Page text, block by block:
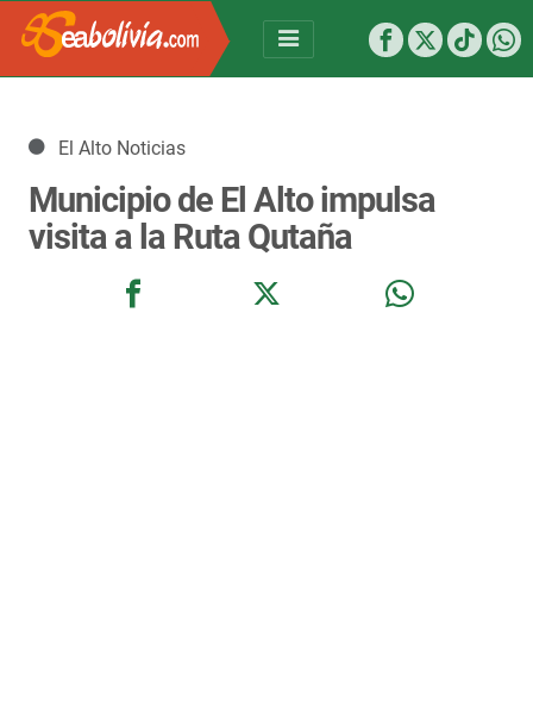
Detalles
El Alto Noticias
Municipio de El Alto impulsa
visita a la Ruta Qutaña